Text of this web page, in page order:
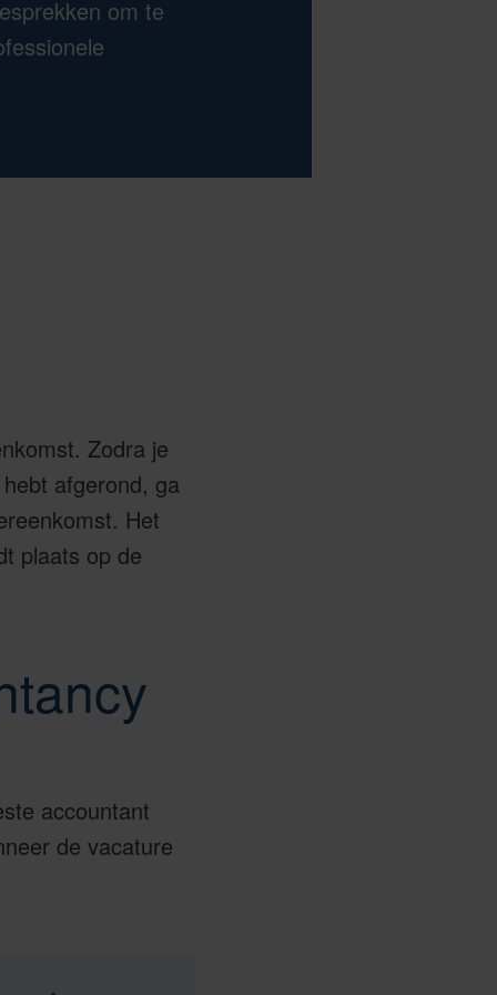
om te
Zodra je
afgerond, ga
Het
plaats op de
accountant
de vacature